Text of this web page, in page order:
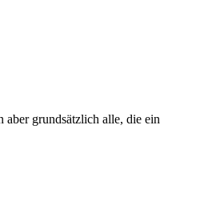
aber grundsätzlich alle, die ein